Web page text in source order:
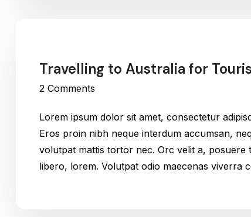
Travelling to Australia for
2 Comments
Lorem ipsum dolor sit amet, consectetur
Eros proin nibh neque interdum accumsan,
volutpat mattis tortor nec. Orc velit a, posuere
libero, lorem. Volutpat odio maecenas viverra